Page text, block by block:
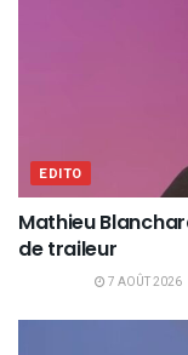
EDITO
Mathieu
de traileur
7 AOÛT 2026